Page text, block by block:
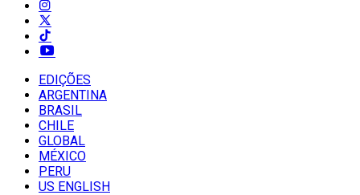
EDIÇÕES
ARGENTINA
BRASIL
CHILE
GLOBAL
MÉXICO
PERU
US ENGLISH